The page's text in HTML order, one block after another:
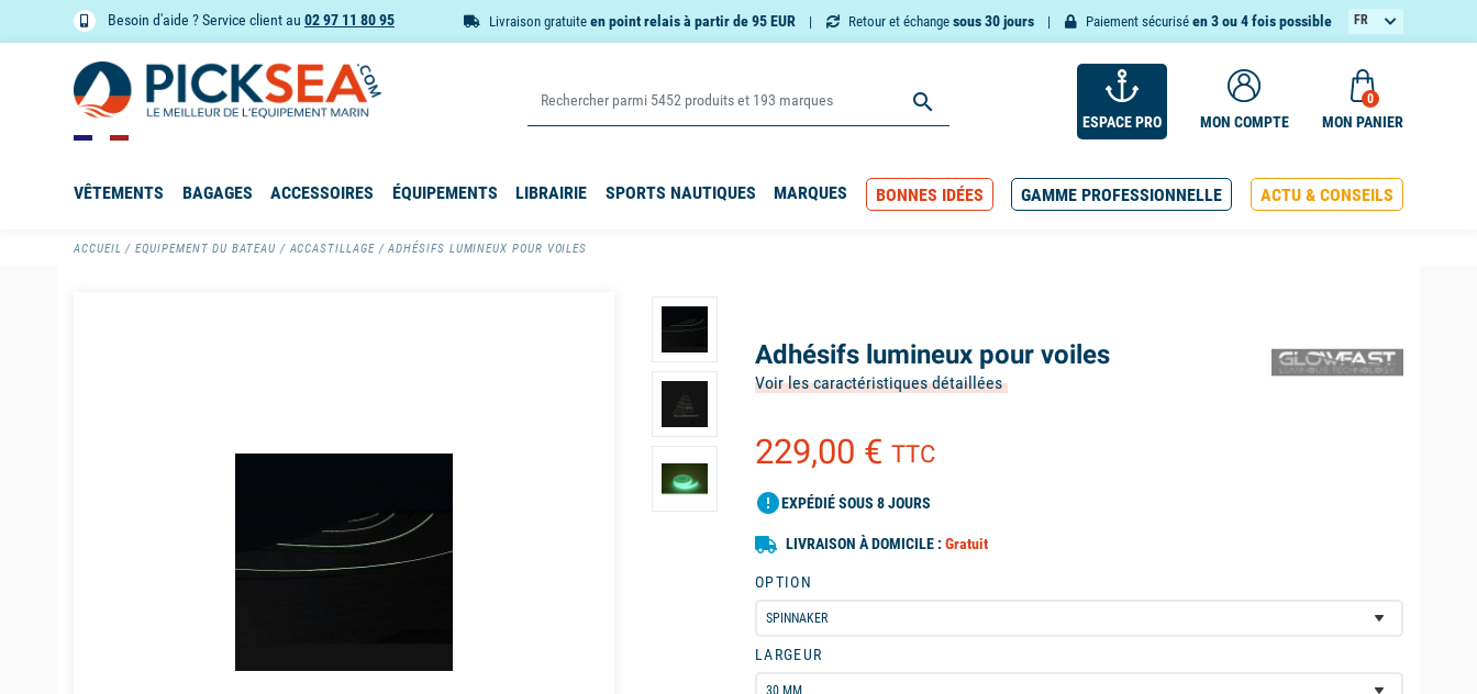
Besoin d'aide ? Service client au 02 97 11 80 95 Livraison gratuite en point relais à partir de 95 EUR Retour et échange sous 30 jours Paiement sécurisé en 3 ou 4 fois possible
FR
EN

ESPACE PRO MON COMPTE
0
MON PANIER
VÊTEMENTS BAGAGES ACCESSOIRES ÉQUIPEMENTS LIBRAIRIE SPORTS NAUTIQUES MARQUES BONNES IDÉES GAMME PROFESSIONNELLE ACTU & CONSEILS
ACCUEIL EQUIPEMENT DU BATEAU ACCASTILLAGE ADHÉSIFS LUMINEUX POUR VOILES
Adhésifs lumineux pour voiles
Voir les caractéristiques détaillées
229,00 € TTC
errorEXPÉDIÉ SOUS 8 JOURS
LIVRAISON À DOMICILE : Gratuit
OPTION
LARGEUR